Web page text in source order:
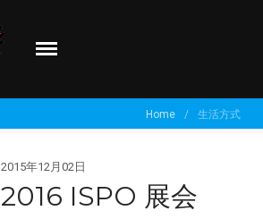
品牌介绍
最新资讯
Wham-O
Go out and play!
Home / 生活方式
2015年12月02日
2016 ISPO 展会